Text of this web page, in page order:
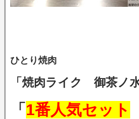
ひとり焼肉
「焼肉ライク 御茶ノ水
「 1番人気セット